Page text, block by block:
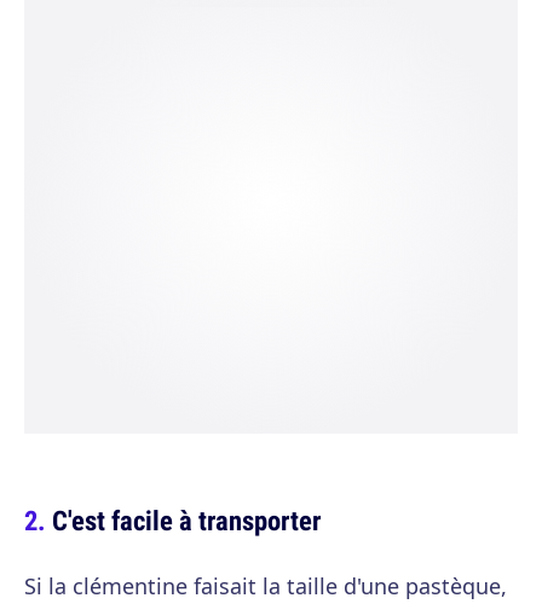
C'est facile à transporter
Si la clémentine faisait la taille d'une pastèque,